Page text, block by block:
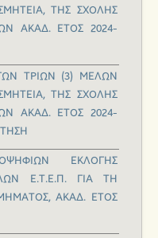
ΤΗΣ ΣΧΟΛΗΣ
ΑΚΑΔ. ΕΤΟΣ 2024-
ΤΡΙΩΝ (3) ΜΕΛΩΝ
ΤΗΣ ΣΧΟΛΗΣ
ΑΚΑΔ. ΕΤΟΣ 2024-
ΕΚΛΟΓΗΣ
Ε.Τ.Ε.Π. ΓΙΑ ΤΗ
ΑΚΑΔ. ΕΤΟΣ